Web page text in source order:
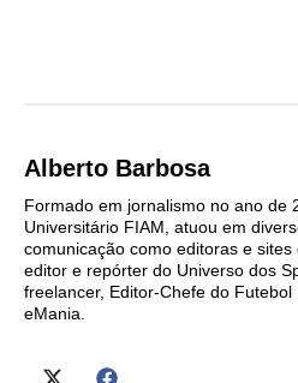
Alberto Barbosa
Formado em jornalismo no ano de
Universitário FIAM, atuou em
comunicação como editoras e
editor e repórter do Universo dos
freelancer, Editor-Chefe do
eMania.